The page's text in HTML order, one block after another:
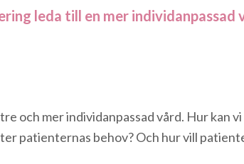
leda till en mer individanpassad
och mer individanpassad vård. Hur kan
patienternas behov? Och hur vill